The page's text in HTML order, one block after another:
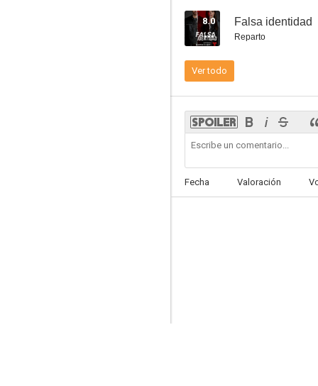
8.0 Falsa identidad
Reparto
Ver todo
Fecha Valoración